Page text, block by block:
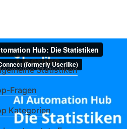
Statistiken
Fragen
Kategorien